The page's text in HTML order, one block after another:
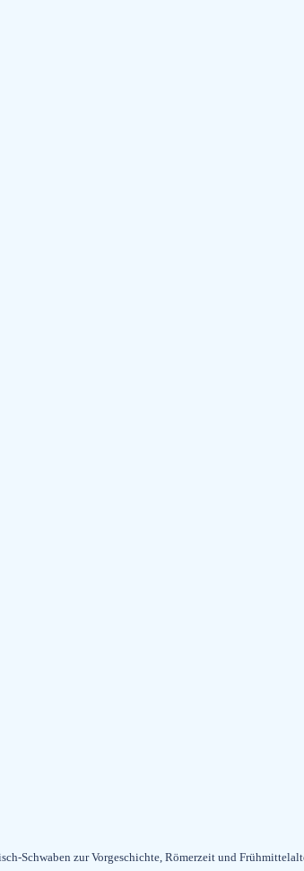
Schwaben zur Vorgeschichte, Römerzeit und